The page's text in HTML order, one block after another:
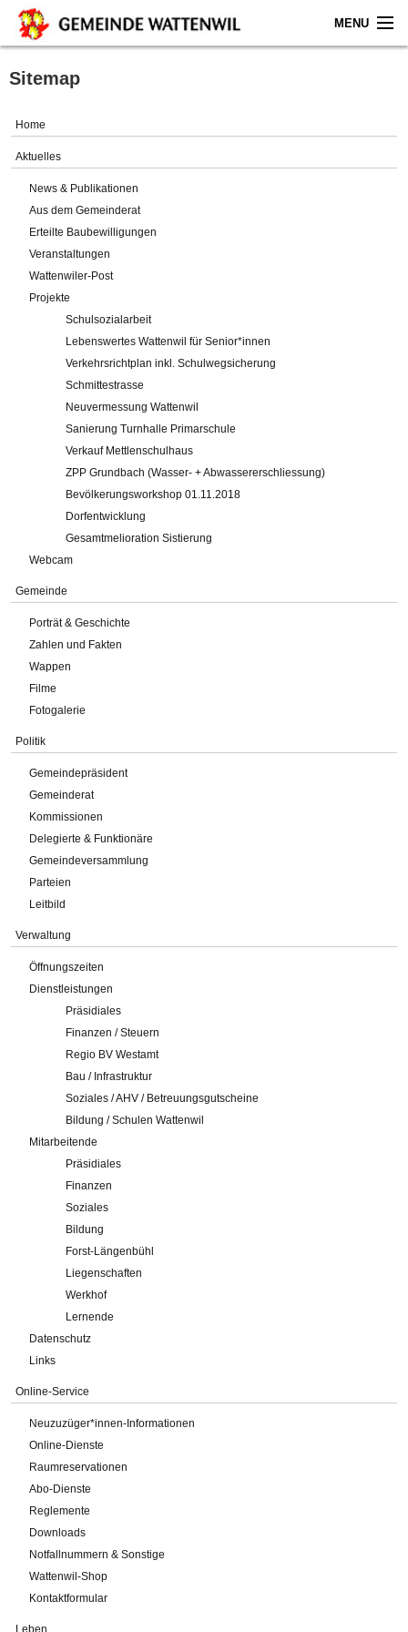
MENU
Home
Gemeinde
Verwaltung
Online-Service
Impressum
Sitemap
Home
Aktuelles
News & Publikationen
Aus dem Gemeinderat
Erteilte Baubewilligungen
Veranstaltungen
Wattenwiler-Post
Projekte
Schulsozialarbeit
Lebenswertes Wattenwil für Senior*innen
Verkehrsrichtplan inkl. Schulwegsicherung
Schmittestrasse
Neuvermessung Wattenwil
Sanierung Turnhalle Primarschule
Verkauf Mettlenschulhaus
ZPP Grundbach (Wasser- + Abwassererschliessung)
Bevölkerungsworkshop 01.11.2018
Dorfentwicklung
Gesamtmelioration Sistierung
Webcam
Gemeinde
Porträt & Geschichte
Zahlen und Fakten
Wappen
Filme
Fotogalerie
Politik
Gemeindepräsident
Gemeinderat
Kommissionen
Delegierte & Funktionäre
Gemeindeversammlung
Parteien
Leitbild
Verwaltung
Öffnungszeiten
Dienstleistungen
Präsidiales
Finanzen / Steuern
Regio BV Westamt
Bau / Infrastruktur
Soziales / AHV / Betreuungsgutscheine
Bildung / Schulen Wattenwil
Mitarbeitende
Präsidiales
Finanzen
Soziales
Bildung
Forst-Längenbühl
Liegenschaften
Werkhof
Lernende
Datenschutz
Links
Online-Service
Neuzuzüger*innen-Informationen
Online-Dienste
Raumreservationen
Abo-Dienste
Reglemente
Downloads
Notfallnummern & Sonstige
Wattenwil-Shop
Kontaktformular
Leben